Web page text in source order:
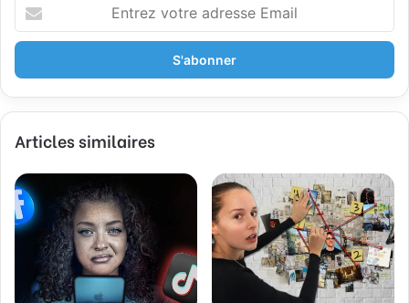
t
e
z
o
r
e
a
d
Articles similaires